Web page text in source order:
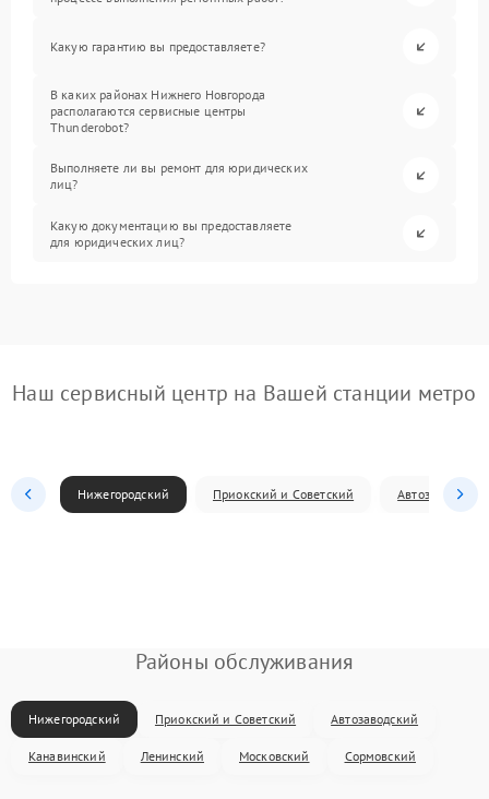
Какую гарантию вы предоставляете?
В каких районах Нижнего Новгорода
располагаются сервисные центры
Thunderobot?
Выполняете ли вы ремонт для юридических
лиц?
Какую документацию вы предоставляете
для юридических лиц?
Наш сервисный центр на Вашей станции метро
Нижегородский Приокский и Советский Автозаводский
Районы обслуживания
Нижегородский Приокский и Советский Автозаводский
Канавинский Ленинский Московский Сормовский